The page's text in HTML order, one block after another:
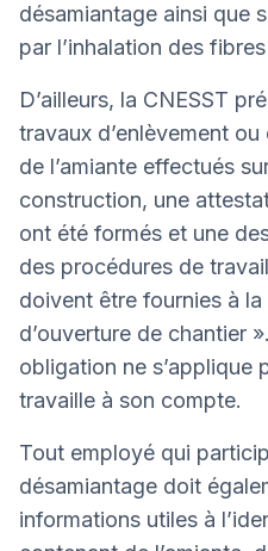
désamiantage ainsi que
par l’inhalation des fibres
D’ailleurs, la CNESST
travaux d’enlèvement
de l’amiante effectués
construction, une
ont été formés et une
des procédures de
doivent être fournies à la
d’ouverture de chantier
obligation ne s’applique
travaille à son compte.
Tout employé qui
désamiantage doit
informations utiles à